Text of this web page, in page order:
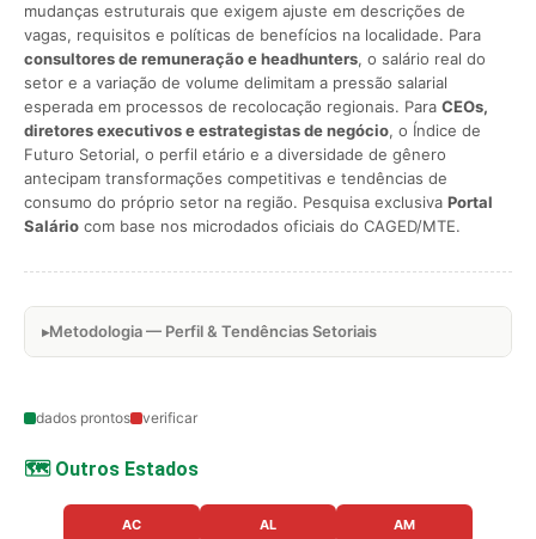
mudanças estruturais que exigem ajuste em descrições de
vagas, requisitos e políticas de benefícios na localidade. Para
consultores de remuneração e headhunters, o salário real do
setor e a variação de volume delimitam a pressão salarial
esperada em processos de recolocação regionais. Para CEOs,
diretores executivos e estrategistas de negócio, o Índice de
Futuro Setorial, o perfil etário e a diversidade de gênero
antecipam transformações competitivas e tendências de
consumo do próprio setor na região. Pesquisa exclusiva Portal
Salário com base nos microdados oficiais do CAGED/MTE.
Metodologia — Perfil & Tendências Setoriais
dados prontos verificar
🗺️ Outros Estados
AC AL AM